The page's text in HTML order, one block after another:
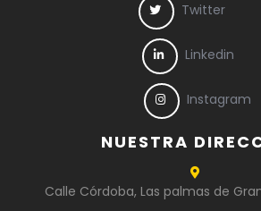
Twitter
Linkedin
Instagram
NUESTRA
Calle Córdoba, Las palmas de